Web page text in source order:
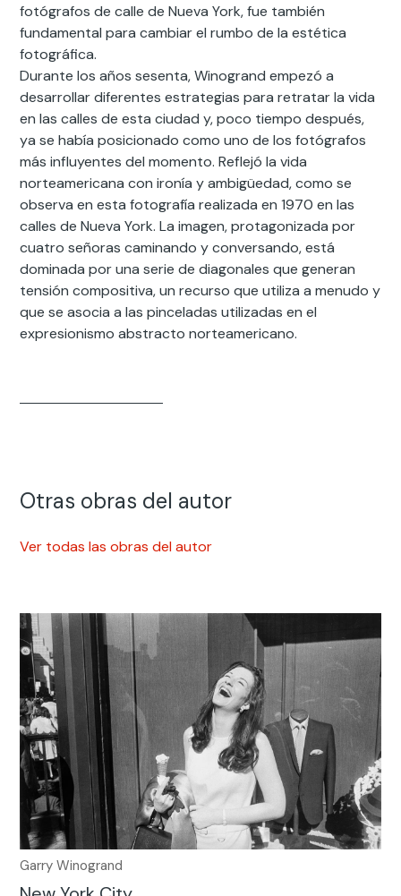
fotógrafos de calle de Nueva York, fue también
fundamental para cambiar el rumbo de la estética
fotográfica.
Durante los años sesenta, Winogrand empezó a
desarrollar diferentes estrategias para retratar la vida
en las calles de esta ciudad y, poco tiempo después,
ya se había posicionado como uno de los fotógrafos
más influyentes del momento. Reflejó la vida
norteamericana con ironía y ambigüedad, como se
observa en esta fotografía realizada en 1970 en las
calles de Nueva York. La imagen, protagonizada por
cuatro señoras caminando y conversando, está
dominada por una serie de diagonales que generan
tensión compositiva, un recurso que utiliza a menudo y
que se asocia a las pinceladas utilizadas en el
expresionismo abstracto norteamericano.
Otras obras del autor
Ver todas las obras del autor
Garry Winogrand